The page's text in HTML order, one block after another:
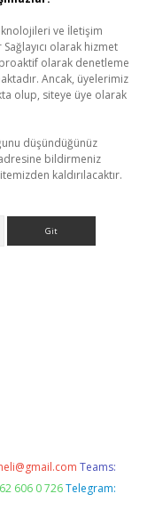
ve İletişim
olarak hizmet
olarak denetleme
Ancak, üyelerimiz
olup, siteye üye olarak
düşündüğünüz
bildirmeniz
kaldırılacaktır.
Teams:
606 0 726 Telegram: